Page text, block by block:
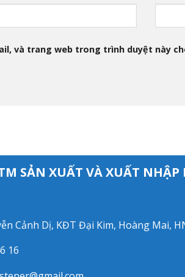
và trang web trong trình duyệt này
SẢN XUẤT VÀ XUẤT NHẬP
Cảnh Dị, KĐT Đại Kim, Hoàng Mai,
16